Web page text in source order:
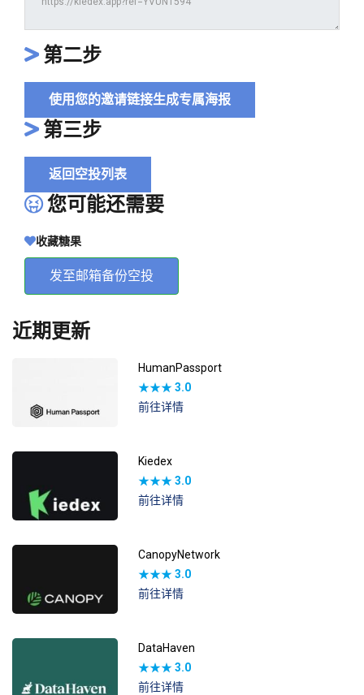
第二步
使用您的邀请链接生成专属海报
第三步
返回空投列表
您可能还需要
收藏糖果
发至邮箱备份空投
近期更新
HumanPassport
★★★3.0
前往详情
Kiedex
★★★3.0
前往详情
CanopyNetwork
★★★3.0
前往详情
DataHaven
★★★3.0
前往详情